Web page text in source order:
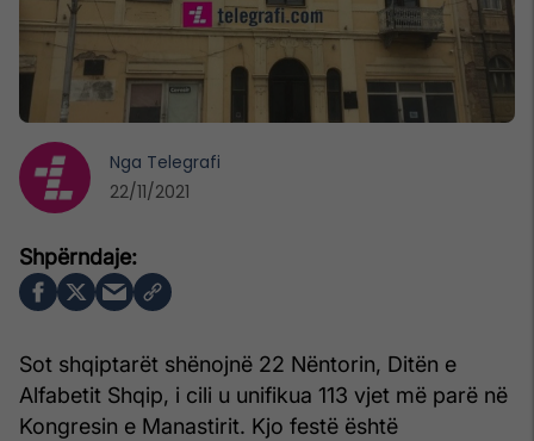
Sot shqiptarët shënojnë 22 Nëntorin, Ditën e
Alfabetit Shqip, i cili u unifikua 113 vjet më parë në
Kongresin e Manastirit. Kjo festë është
Nga Telegrafi
22/11/2021